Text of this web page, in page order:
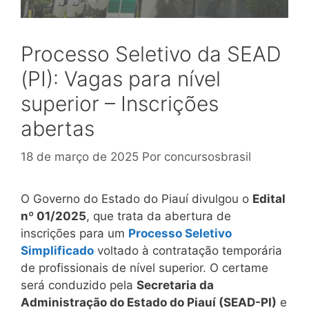
Processo Seletivo da SEAD
(PI): Vagas para nível
superior – Inscrições
abertas
18 de março de 2025 Por concursosbrasil
O Governo do Estado do Piauí divulgou o Edital
nº 01/2025, que trata da abertura de
inscrições para um Processo Seletivo
Simplificado voltado à contratação temporária
de profissionais de nível superior. O certame
será conduzido pela Secretaria da
Administração do Estado do Piauí (SEAD-PI) e